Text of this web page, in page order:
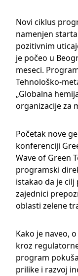
Novi ciklus
namenjen
pozitivnim
je počeo u
meseci.
Tehnološko-
„Globalna
organizacije za
Početak nove
konferenciji
Wave of Green
programski
istakao da je
zajednici
oblasti zelene
Kako je naveo,
kroz
program
prilike i razvoj